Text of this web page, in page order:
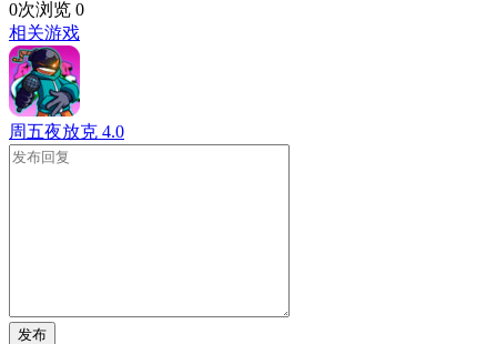
0次浏览 0
相关游戏
周五夜放克 4.0
发布